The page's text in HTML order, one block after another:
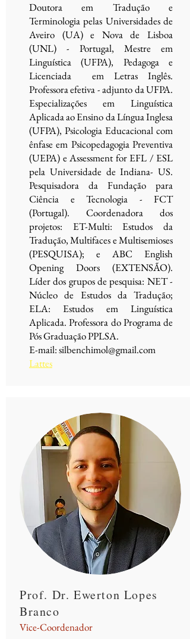
Doutora em Tradução e
Terminologia pelas Universidades de
Aveiro (UA) e Nova de Lisboa
(UNL) - Portugal, Mestre em
Linguística (UFPA), Pedagoga e
Licenciada em Letras Inglês.
Professora efetiva - adjunto da UFPA.
Especializações em Linguística
Aplicada ao Ensino da Língua Inglesa
(UFPA), Psicologia Educacional com
ênfase em Psicopedagogia Preventiva
(UEPA) e Assessment for EFL / ESL
pela Universidade de Indiana- US.
Pesquisadora da Fundação para
Ciência e Tecnologia - FCT
(Portugal). Coordenadora dos
projetos: ET-Multi: Estudos da
Tradução, Multifaces e Multisemioses
(PESQUISA); e ABC English
Opening Doors (EXTENSÃO).
Líder dos grupos de pesquisa: NET -
Núcleo de Estudos da Tradução;
ELA: Estudos em Linguística
Aplicada. Professora do Programa de
Pós Graduação PPLSA.
E-mail:silbenchimol@gmail.com
Lattes
Prof. Dr. Ewerton Lopes
Branco
Vice-Coordenador